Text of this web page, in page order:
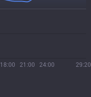
18:00 21:00 24:00 29:20